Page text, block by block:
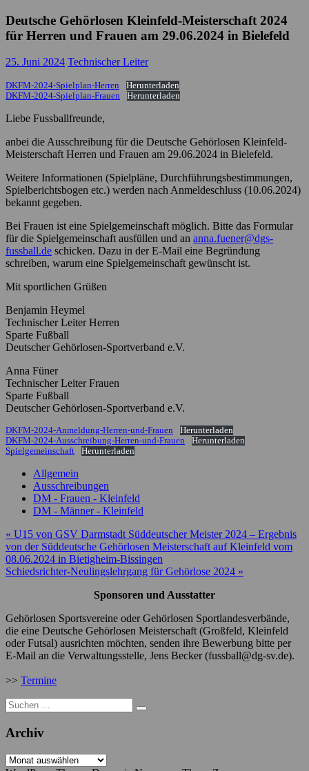
Deutsche Gehörlosen Kleinfeld-Meisterschaft 2024
für Herren und Frauen am 29.06.2024 in Bielefeld
25. Juni 2024 Technischer Leiter
DKFM-2024-Spielplan-Herren
Herunterladen
DKFM-2024-Spielplan-Frauen
Herunterladen
Liebe Fussballfreunde,
anbei die Ausschreibung für die Deutsche Gehörlosen Kleinfeld-
Meisterschaft Herren und Frauen am 29.06.2024 in Bielefeld.
Weitere Informationen (Spielpläne, Durchführungsbestimmungen,
Spielberichtsbogen etc.) werden nach Anmeldeschluss (10.06.2024)
bekannt gegeben.
Bei Frauen ist eine Spielgemeinschaft möglich. Bitte das Formular
für die Spielgemeinschaft ausfüllen und an anna.fuener@dgs-
fussball.de schicken. Dazu in der E-Mail eine Begründung
schreiben, warum eine Spielgemeinschaft gewünscht ist.
Mit sportlichen Grüßen
Benjamin Heymel
Technischer Leiter Herren
Sparte Fußball
Deutscher Gehörlosen-Sportverband e.V.
Anna Füner
Technischer Leiter Frauen
Sparte Fußball
Deutscher Gehörlosen-Sportverband e.V.
DKFM-2024-Anmeldung-Herren-und-Frauen
Herunterladen
DKFM-2024-Ausschreibung-Herren-und-Frauen
Herunterladen
Spielgemeinschaft
Herunterladen
Allgemein
Ausschreibungen
DM - Frauen - Kleinfeld
DM - Männer - Kleinfeld
Beitragsnavigation
« U15 von GSV Darmstadt Süddeutscher Meister 2024 – Ergebnis
von der Süddeutsche Gehörlosen Meisterschaft auf Kleinfeld vom
08.06.2024 in Bietigheim-Bissingen
Schiedsrichter-Neulingslehrgang für Gehörlose 2024 »
Sponsoren und Ausstatter
Gehörlosen Sportsvereine oder Gehörlosen Sportlandesverbände,
die eine Deutsche Gehörlosen Meisterschaft (Großfeld, Kleinfeld
oder Futsal) ausrichten möchten, senden ihre Bewerbung bitte per
E-Mail an die Verwaltungsstelle, Jens Becker (fussball@dg-sv.de).
>> Termine
Suche
nach:
Archiv
Archiv